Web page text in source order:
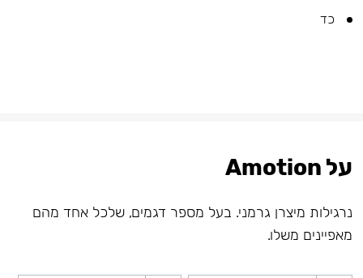
כד
על Amotion
נרגילות מיצרן גרמני. בעל מספר דגמים, שלכל אחד מהם
מאפיינים משלו.